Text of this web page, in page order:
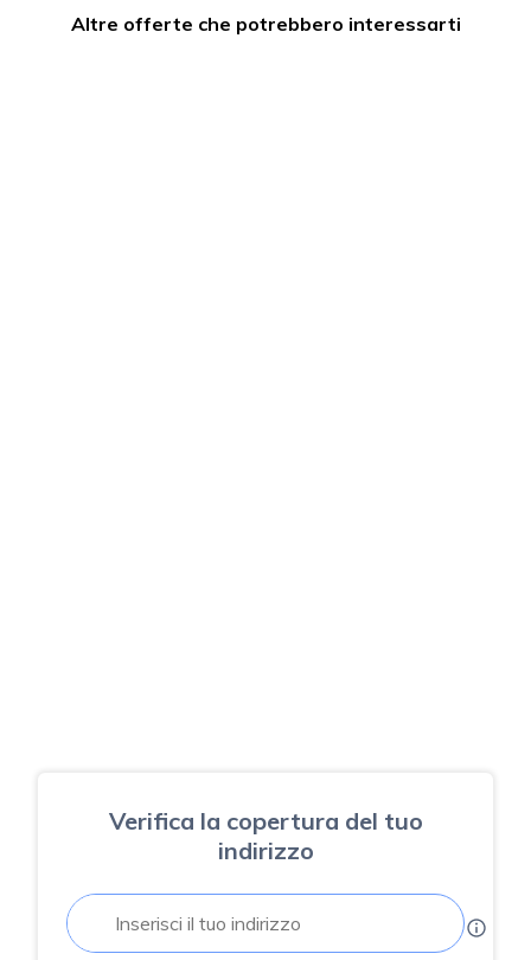
Altre offerte che potrebbero interessarti
Verifica la copertura del tuo
indirizzo